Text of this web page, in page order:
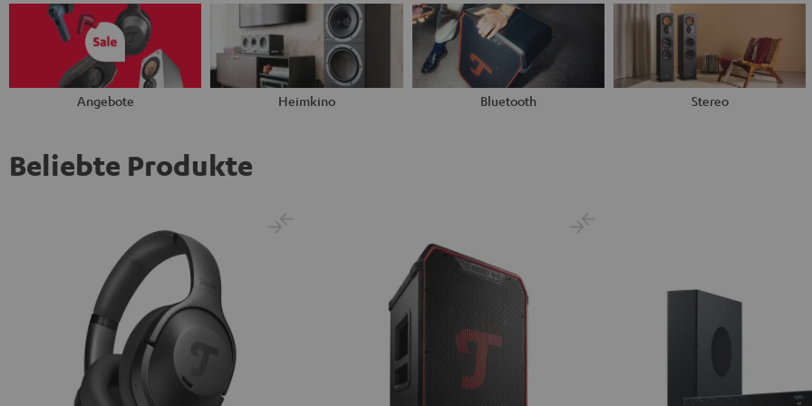
Angebote Heimkino Bluetooth Stereo
Beliebte Produkte